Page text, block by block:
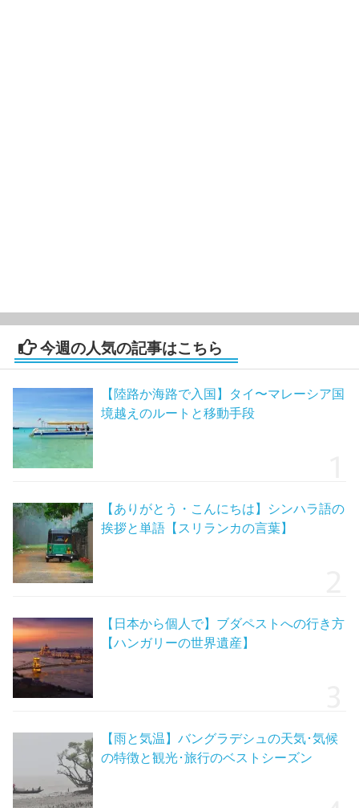
今週の人気の記事はこちら
【陸路か海路で入国】タイ〜マレーシア国
境越えのルートと移動手段
【ありがとう・こんにちは】シンハラ語の
挨拶と単語【スリランカの言葉】
【日本から個人で】ブダペストへの行き方
【ハンガリーの世界遺産】
【雨と気温】バングラデシュの天気･気候
の特徴と観光･旅行のベストシーズン